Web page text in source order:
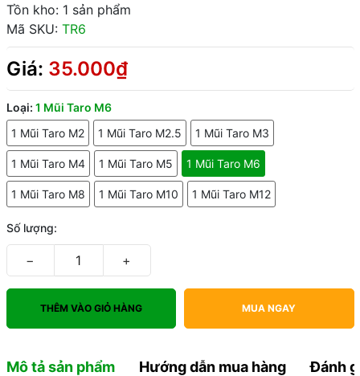
Tồn kho: 1 sản phẩm
Mã SKU: TR6
Giá: 35.000₫
Loại: 1 Mũi Taro M6
1 Mũi Taro M2
1 Mũi Taro M2.5 1 Mũi Taro M3
1 Mũi Taro M4 1 Mũi Taro M5 1 Mũi Taro M6
1 Mũi Taro M8 1 Mũi Taro M10 1 Mũi Taro M12
Số lượng:
− +
THÊM VÀO GIỎ HÀNG MUA NGAY
Mô tả sản phẩm Hướng dẫn mua hàng Đánh